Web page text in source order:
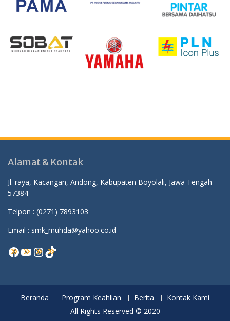
Alamat & Kontak
Jl. raya, Kacangan, Andong, Kabupaten Boyolali, Jawa Tengah
57384
Telpon : (0271) 7893103
Email : smk_muhda@yahoo.co.id
Facebook
YouTube
Instagram
TikTok
Beranda Program Keahlian Berita
Kontak Kami
All Rights Reserved © 2020